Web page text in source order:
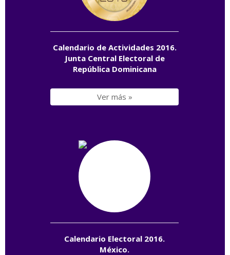
Calendario de Actividades 2016.
Junta Central Electoral de
República Dominicana
Ver más »
Calendario Electoral 2016.
México.